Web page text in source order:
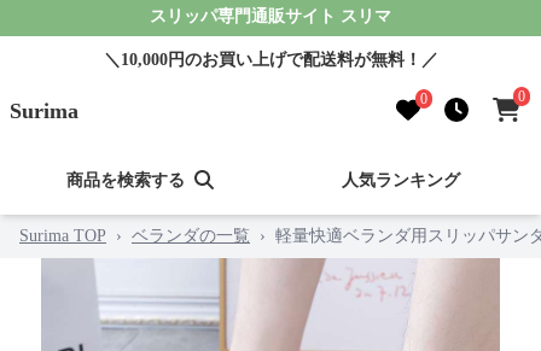
スリッパ専門通販サイト スリマ
＼10,000円のお買い上げで配送料が無料！／
Surima 0 0
商品を検索する 人気ランキング
Surima TOP › ベランダの一覧 › 軽量快適ベランダ用スリッパサン